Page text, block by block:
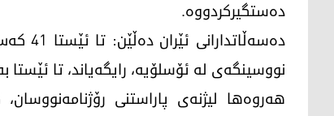
ده‌ستگیركردووه‌.
نووسینگه‌ی له‌ ئۆسلۆیه‌، رایگه‌یاند، تا ئێستا به‌لانی كه‌م